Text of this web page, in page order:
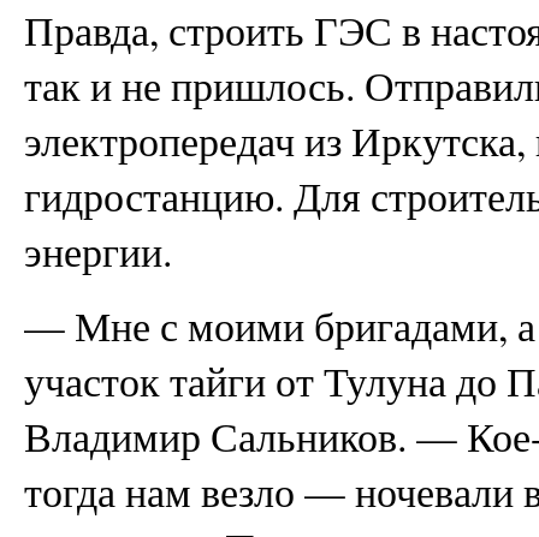
Правда, строить ГЭС в
так и не пришлось.
электропередач из Иркутска,
гидростанцию. Для
энергии.
— Мне с моими бригадами, а
участок тайги от Тулуна до
Владимир Сальников. — Кое-
тогда нам везло —